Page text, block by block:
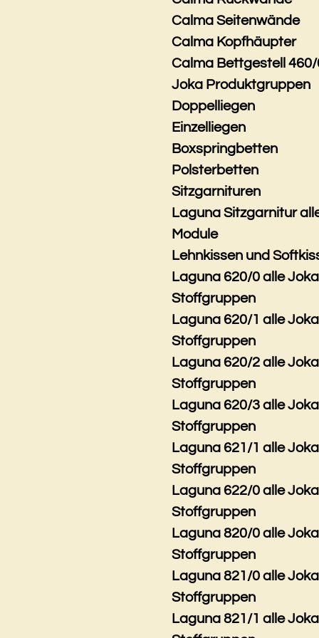
Calma Seitenwände
Calma Kopfhäupter
Calma Bettgestell
Joka Produktgruppen
Doppelliegen
Einzelliegen
Boxspringbetten
Polsterbetten
Sitzgarnituren
Laguna Sitzgarnitur
Module
Lehnkissen und
Laguna 620/0 alle Joka
Stoffgruppen
Laguna 620/1 alle Joka
Stoffgruppen
Laguna 620/2 alle Joka
Stoffgruppen
Laguna 620/3 alle Joka
Stoffgruppen
Laguna 621/1 alle Joka
Stoffgruppen
Laguna 622/0 alle Joka
Stoffgruppen
Laguna 820/0 alle Joka
Stoffgruppen
Laguna 821/0 alle Joka
Stoffgruppen
Laguna 821/1 alle Joka